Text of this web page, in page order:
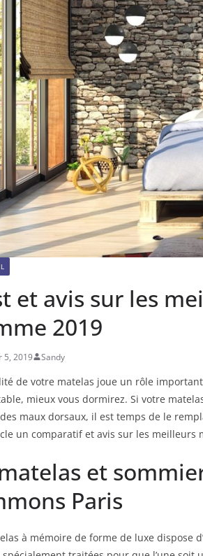
et avis sur les
2019
5, 2019 Sandy
de votre matelas joue un rôle
mieux vous dormirez. Si votre
maux dorsaux, il est temps de le
un comparatif et avis sur les meilleurs
et
Paris
à mémoire de forme de luxe dispose